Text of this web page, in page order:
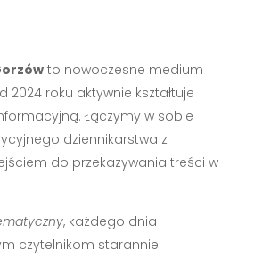
to nowoczesne medium
2024 roku aktywnie kształtuje
Łączymy w sobie
dziennikarstwa z
do przekazywania treści w
, każdego dnia
czytelnikom starannie